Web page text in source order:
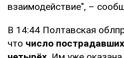
взаимодействие", –
В 14:44 Полтавская
что число